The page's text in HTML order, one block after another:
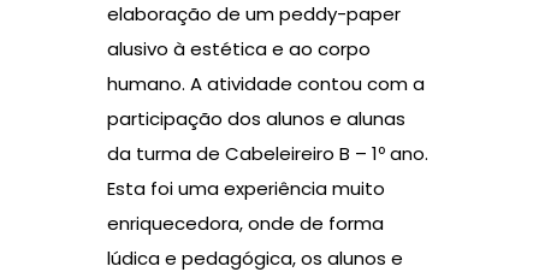
elaboração de um peddy-paper
alusivo à estética e ao corpo
humano. A atividade contou com a
participação dos alunos e alunas
da turma de Cabeleireiro B – 1º ano.
Esta foi uma experiência muito
enriquecedora, onde de forma
lúdica e pedagógica, os alunos e